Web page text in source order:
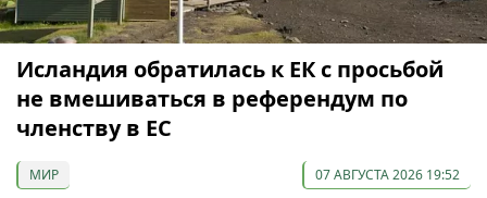
Исландия обратилась к ЕК с просьбой
не вмешиваться в референдум по
членству в ЕС
МИР 07 АВГУСТА 2026 19:52